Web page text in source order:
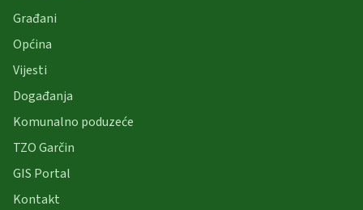
Građani
Općina
Vijesti
Događanja
Komunalno poduzeće
TZO Garčin
GIS Portal
Kontakt